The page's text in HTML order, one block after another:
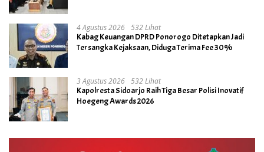
4 Agustus 2026 532 Lihat
Kabag Keuangan DPRD Ponorogo Ditetapkan Jadi
Tersangka Kejaksaan, Diduga Terima Fee 30%
3 Agustus 2026 532 Lihat
Kapolresta Sidoarjo Raih Tiga Besar Polisi Inovatif
Hoegeng Awards 2026